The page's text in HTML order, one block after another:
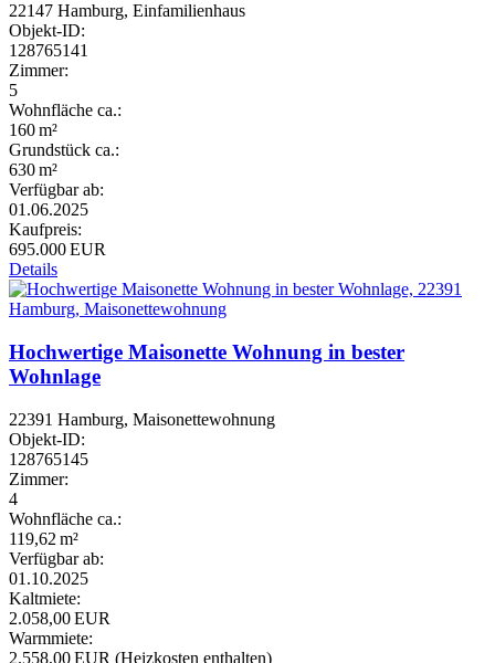
22147 Hamburg, Einfamilienhaus
Objekt-ID:
128765141
Zimmer:
5
Wohnfläche ca.:
160 m²
Grund­stück ca.:
630 m²
Verfügbar ab:
01.06.2025
Kaufpreis:
695.000 EUR
Details
Hochwertige Maisonette Wohnung in bester
Wohnlage
22391 Hamburg, Maisonettewohnung
Objekt-ID:
128765145
Zimmer:
4
Wohnfläche ca.:
119,62 m²
Verfügbar ab:
01.10.2025
Kaltmiete:
2.058,00 EUR
Warmmiete:
2.558,00 EUR (Heizkosten enthalten)